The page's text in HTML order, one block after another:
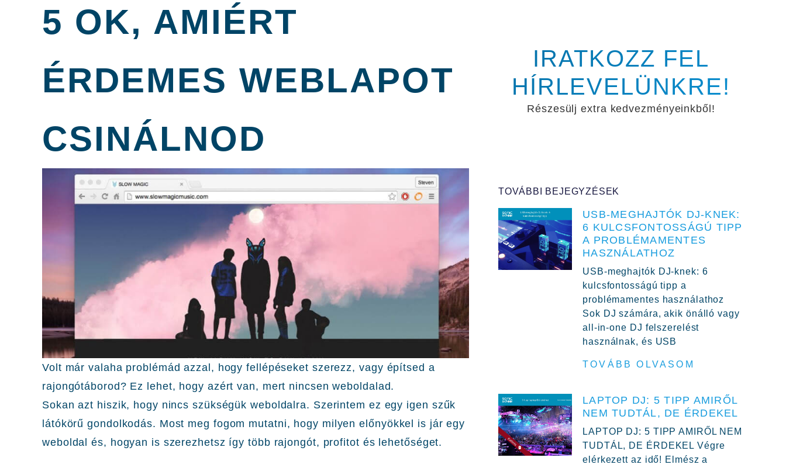
5 OK, AMIÉRT
ÉRDEMES WEBLAPOT
CSINÁLNOD
Volt már valaha problémád azzal, hogy fellépéseket szerezz, vagy építsed a
rajongótáborod? Ez lehet, hogy azért van, mert nincsen weboldalad.
Sokan azt hiszik, hogy nincs szükségük weboldalra. Szerintem ez egy igen szűk
látókörű gondolkodás. Most meg fogom mutatni, hogy milyen előnyökkel is jár egy
weboldal és, hogyan is szerezhetsz így több rajongót, profitot és lehetőséget.
IRATKOZZ FEL
HÍRLEVELÜNKRE!
Részesülj extra kedvezményeinkből!
TOVÁBBI BEJEGYZÉSEK
USB-MEGHAJTÓK DJ-KNEK:
6 KULCSFONTOSSÁGÚ TIPP
A PROBLÉMAMENTES
HASZNÁLATHOZ
USB-meghajtók DJ-knek: 6
kulcsfontosságú tipp a
problémamentes használathoz
Sok DJ számára, akik önálló vagy
all-in-one DJ felszerelést
használnak, és USB
TOVÁBB OLVASOM
LAPTOP DJ: 5 TIPP AMIRŐL
NEM TUDTÁL, DE ÉRDEKEL
LAPTOP DJ: 5 TIPP AMIRŐL NEM
TUDTÁL, DE ÉRDEKEL Végre
elérkezett az idő! Elmész a